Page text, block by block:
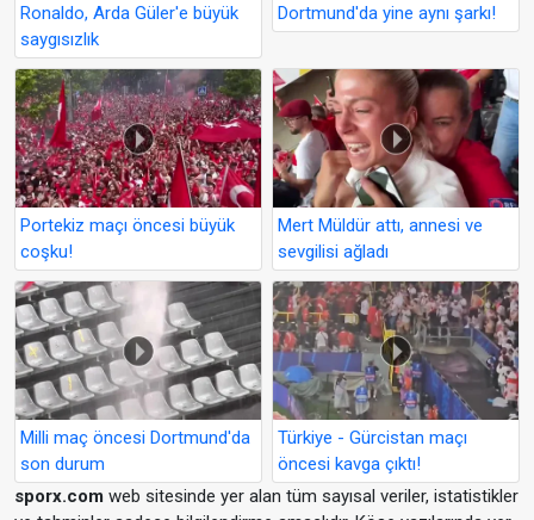
Ronaldo, Arda Güler'e büyük
saygısızlık
Dortmund'da yine aynı şarkı!
Portekiz maçı öncesi büyük
coşku!
Mert Müldür attı, annesi ve
sevgilisi ağladı
Milli maç öncesi Dortmund'da
son durum
Türkiye - Gürcistan maçı
öncesi kavga çıktı!
sporx.com web sitesinde yer alan tüm sayısal veriler, istatistikler